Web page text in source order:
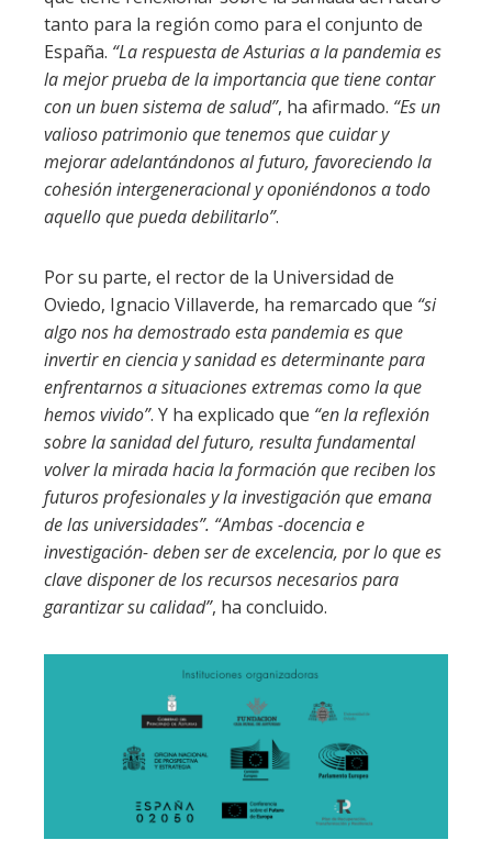
tanto para la región como para el conjunto de
España. “La respuesta de Asturias a la pandemia es
la mejor prueba de la importancia que tiene contar
con un buen sistema de salud”, ha afirmado. “Es un
valioso patrimonio que tenemos que cuidar y
mejorar adelantándonos al futuro, favoreciendo la
cohesión intergeneracional y oponiéndonos a todo
aquello que pueda debilitarlo”.
Por su parte, el rector de la Universidad de
Oviedo, Ignacio Villaverde, ha remarcado que “si
algo nos ha demostrado esta pandemia es que
invertir en ciencia y sanidad es determinante para
enfrentarnos a situaciones extremas como la que
hemos vivido”. Y ha explicado que “en la reflexión
sobre la sanidad del futuro, resulta fundamental
volver la mirada hacia la formación que reciben los
futuros profesionales y la investigación que emana
de las universidades”. “Ambas -docencia e
investigación- deben ser de excelencia, por lo que es
clave disponer de los recursos necesarios para
garantizar su calidad”, ha concluido.